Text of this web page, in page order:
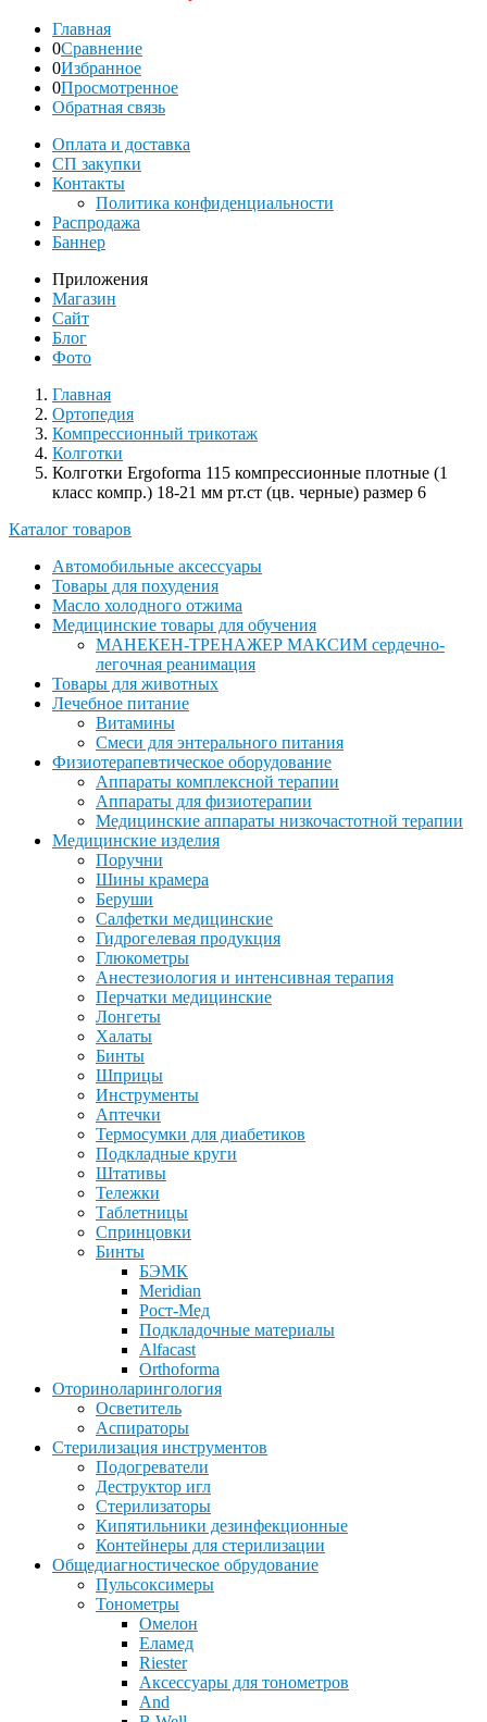
Главная
0Сравнение
0Избранное
0Просмотренное
Обратная связь
Оплата и доставка
СП закупки
Контакты
Политика конфиденциальности
Распродажа
Баннер
Приложения
Магазин
Сайт
Блог
Фото
Главная
Ортопедия
Компрессионный трикотаж
Колготки
Колготки Ergoforma 115 компрессионные плотные (1
класс компр.) 18-21 мм рт.ст (цв. черные) размер 6
Каталог товаров
Автомобильные аксессуары
Товары для похудения
Масло холодного отжима
Медицинские товары для обучения
МАНЕКЕН-ТРЕНАЖЕР МАКСИМ сердечно-
легочная реанимация
Товары для животных
Лечебное питание
Витамины
Смеси для энтерального питания
Физиотерапевтическое оборудование
Аппараты комплексной терапии
Аппараты для физиотерапии
Медицинские аппараты низкочастотной терапии
Медицинские изделия
Поручни
Шины крамера
Беруши
Салфетки медицинские
Гидрогелевая продукция
Глюкометры
Анестезиология и интенсивная терапия
Перчатки медицинские
Лонгеты
Халаты
Бинты
Шприцы
Инструменты
Аптечки
Термосумки для диабетиков
Подкладные круги
Штативы
Тележки
Таблетницы
Спринцовки
Бинты
БЭМК
Meridian
Рост-Мед
Подкладочные материалы
Alfacast
Orthoforma
Оториноларингология
Осветитель
Аспираторы
Стерилизация инструментов
Подогреватели
Деструктор игл
Стерилизаторы
Кипятильники дезинфекционные
Контейнеры для стерилизации
Общедиагностическое обрудование
Пульсоксимеры
Тонометры
Омелон
Еламед
Riester
Аксессуары для тонометров
And